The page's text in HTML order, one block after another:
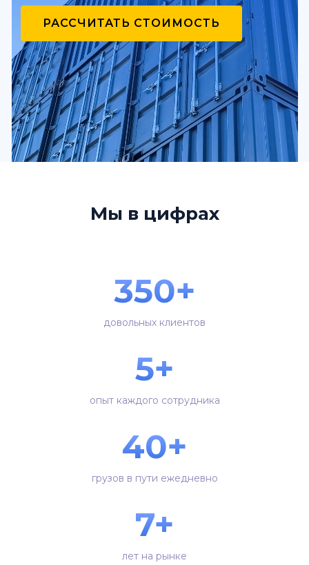
РАССЧИТАТЬ СТОИМОСТЬ
Мы в цифрах
350+
довольных клиентов
5+
опыт каждого сотрудника
40+
грузов в пути ежедневно
7+
лет на рынке